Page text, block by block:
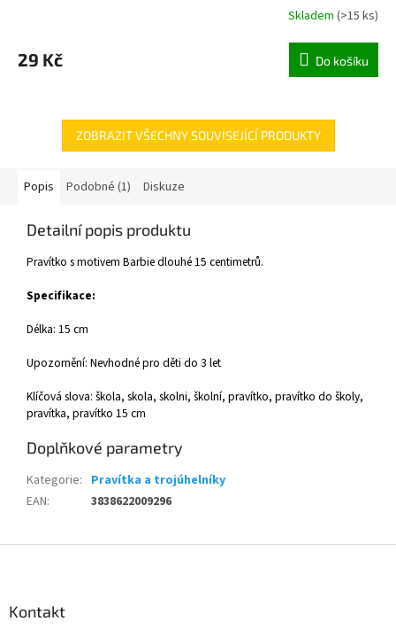
Skladem (>15 ks)
29 Kč Do košíku
ZOBRAZIT VŠECHNY SOUVISEJÍCÍ PRODUKTY
Popis Podobné (1) Diskuze
Detailní popis produktu
Pravítko s motivem Barbie dlouhé 15 centimetrů.
Specifikace:
Délka: 15 cm
Upozornění: Nevhodné pro děti do 3 let
Klíčová slova: škola, skola, skolni, školní, pravítko, pravítko do školy,
pravítka, pravítko 15 cm
Doplňkové parametry
Kategorie: Pravítka a trojúhelníky
EAN: 3838622009296
Kontakt